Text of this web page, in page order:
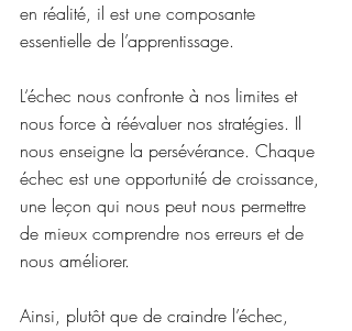
en réalité, il est une composante
essentielle de l’apprentissage.
L‘échec nous confronte à nos limites et
nous force à réévaluer nos stratégies. Il
nous enseigne la persévérance. Chaque
échec est une opportunité de croissance,
une leçon qui nous peut nous permettre
de mieux comprendre nos erreurs et de
nous améliorer.
Ainsi, plutôt que de craindre l’échec,